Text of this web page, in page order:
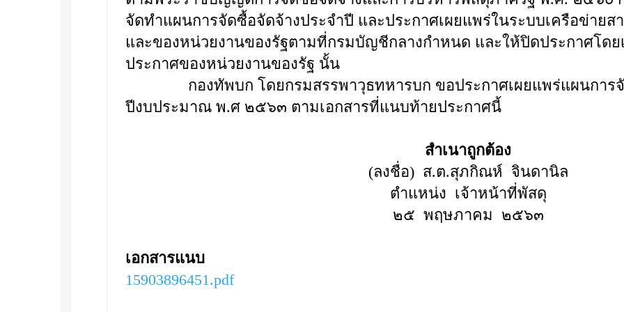
จัดทำแผนการจัดซื้อจัดจ้างประจำปี และประกาศเผยแพร่ในระบบเครือข่าย
และของหน่วยงานของรัฐตามที่กรมบัญชีกลางกำหนด และให้ปิดประกาศโด
ประกาศของหน่วยงานของรัฐ นั้น
กองทัพบก โดยกรมสรรพาวุธทหารบก ขอประกาศเผยแพร่แผนการจั
ปีงบประมาณ พ.ศ ๒๕๖๓ ตามเอกสารที่แนบท้ายประกาศนี้
สำเนาถูกต้อง
(ลงชื่อ) ส.ต.สุภกิณห์ จินดานิล
ตำแหน่ง เจ้าหน้าที่พัสดุ
๒๕ พฤษภาคม ๒๕๖๓
เอกสารแนบ
15903896451.pdf